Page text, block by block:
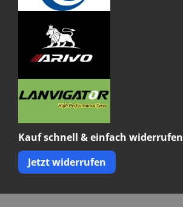
Kauf schnell & einfach widerrufen
Jetzt widerrufen